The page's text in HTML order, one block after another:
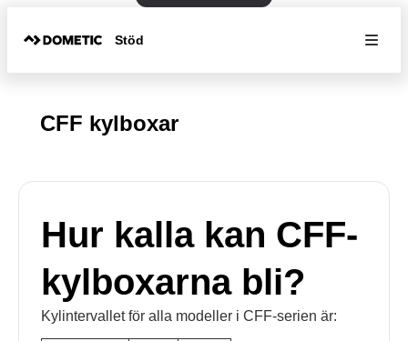
Stöd
CFF kylboxar
Hur kalla kan CFF-
kylboxarna bli?
Kylintervallet för alla modeller i CFF-serien är: